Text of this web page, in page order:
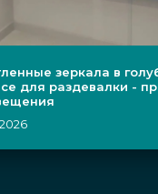
зеркала в
для раздевалки -